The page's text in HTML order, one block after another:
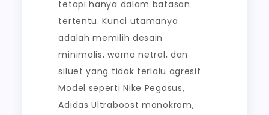
tetapi hanya dalam batasan
tertentu. Kunci utamanya
adalah memilih desain
minimalis, warna netral, dan
siluet yang tidak terlalu agresif.
Model seperti Nike Pegasus,
Adidas Ultraboost monokrom,